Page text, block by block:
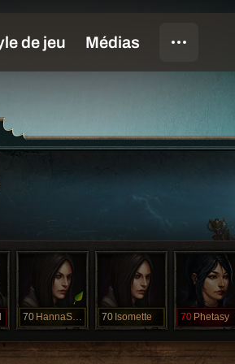
70 HannaSolo 70 Isomette 70 Phetasy